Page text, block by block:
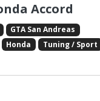
Accord
GTA San Andreas
Honda
Tuning / Sport